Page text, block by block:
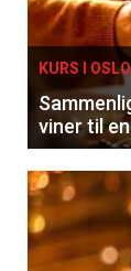
KURS I
viner til